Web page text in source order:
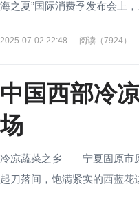
海之夏”国际消费季发布会上
2025-07-02 22:48 阅读（7924）
中国西部冷
场
冷凉蔬菜之乡——宁夏固原市
起刀落间，饱满紧实的西蓝花